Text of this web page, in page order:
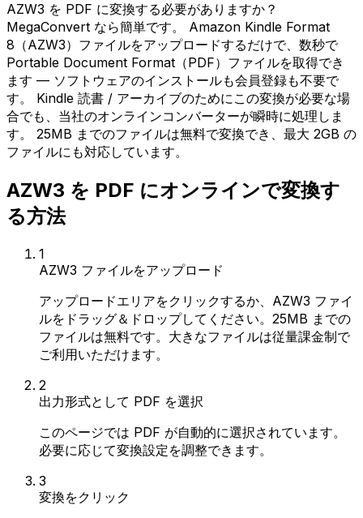
AZW3 を PDF に変換する必要がありますか？
MegaConvert なら簡単です。 Amazon Kindle Format
8（AZW3）ファイルをアップロードするだけで、数秒で
Portable Document Format（PDF）ファイルを取得でき
ます — ソフトウェアのインストールも会員登録も不要で
す。 Kindle 読書 / アーカイブのためにこの変換が必要な場
合でも、当社のオンラインコンバーターが瞬時に処理しま
す。 25MB までのファイルは無料で変換でき、最大 2GB の
ファイルにも対応しています。
AZW3 を PDF にオンラインで変換す
る方法
1
AZW3 ファイルをアップロード
アップロードエリアをクリックするか、AZW3 ファイ
ルをドラッグ＆ドロップしてください。25MB までの
ファイルは無料です。大きなファイルは従量課金制で
ご利用いただけます。
2
出力形式として PDF を選択
このページでは PDF が自動的に選択されています。
必要に応じて変換設定を調整できます。
3
変換をクリック